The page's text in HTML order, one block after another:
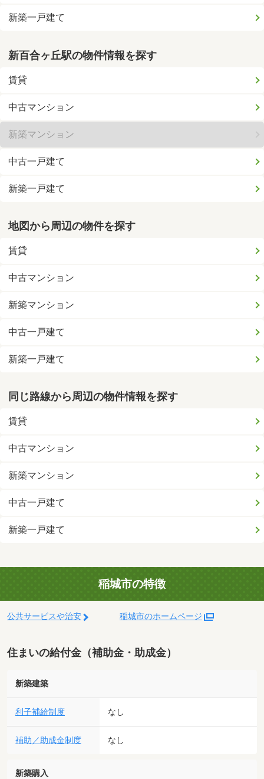
新築一戸建て
新百合ヶ丘駅の物件情報を探す
賃貸
中古マンション
新築マンション
中古一戸建て
新築一戸建て
地図から周辺の物件を探す
賃貸
中古マンション
新築マンション
中古一戸建て
新築一戸建て
同じ路線から周辺の物件情報を探す
賃貸
中古マンション
新築マンション
中古一戸建て
新築一戸建て
稲城市の特徴
公共サービスや治安 稲城市のホームページ
住まいの給付金（補助金・助成金）
新築建築
利子補給制度 なし
補助／助成金制度 なし
新築購入